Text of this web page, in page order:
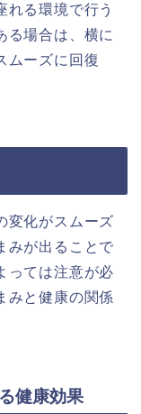
れる環境で行う
る場合は、横に
ムーズに回復
変化がスムーズ
みが出ることで
っては注意が必
みと健康の関係
健康効果